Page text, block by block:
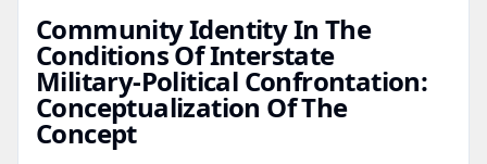
Community Identity In The
Conditions Of Interstate
Military‑Political Confrontation:
Conceptualization Of The
Concept